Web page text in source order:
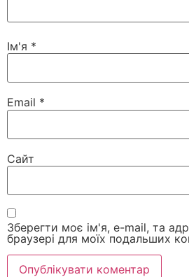
Ім'я *
Email *
Сайт
Зберегти моє ім'я, e-mail, та
браузері для моїх подальших